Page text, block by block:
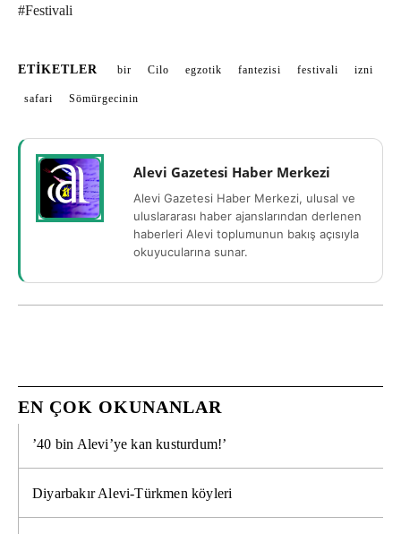
#Festivali
ETIKETLER bir Cilo egzotik fantezisi festivali izni
safari Sömürgecinin
Alevi Gazetesi Haber Merkezi
Alevi Gazetesi Haber Merkezi, ulusal ve
uluslararası haber ajanslarından derlenen
haberleri Alevi toplumunun bakış açısıyla
okuyucularına sunar.
EN ÇOK OKUNANLAR
’40 bin Alevi’ye kan kusturdum!’
Diyarbakır Alevi-Türkmen köyleri